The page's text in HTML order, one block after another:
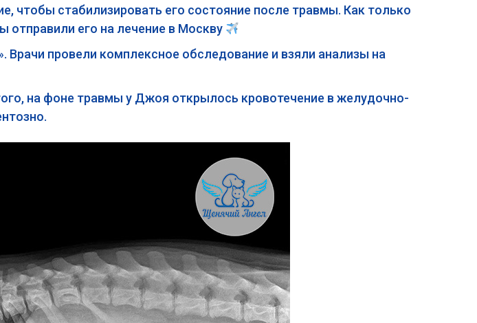
чтобы стабилизировать его состояние после травмы. Как только
отправили его на лечение в Москву
провели комплексное обследование и взяли анализы на
на фоне травмы у Джоя открылось кровотечение в желудочно-